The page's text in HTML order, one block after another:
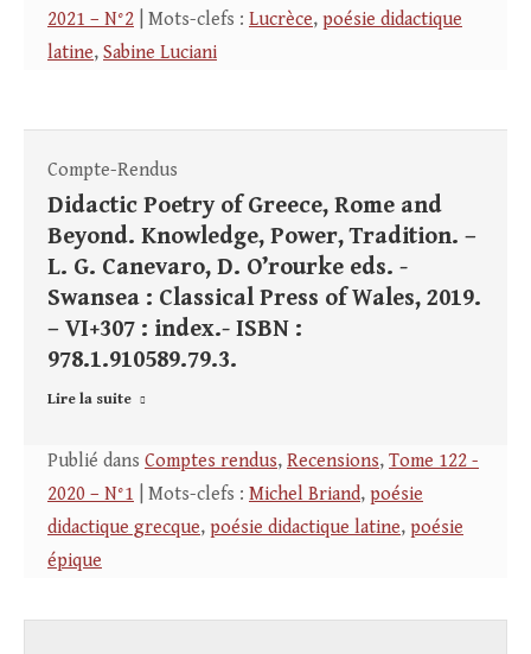
2021 – N°2 | Mots-clefs : Lucrèce, poésie didactique
latine, Sabine Luciani
Compte-Rendus
Didactic Poetry of Greece, Rome and
Beyond. Knowledge, Power, Tradition. –
L. G. Canevaro, D. O’rourke eds. -
Swansea : Classical Press of Wales, 2019.
– VI+307 : index.- ISBN :
978.1.910589.79.3.
Lire la suite
Publié dans Comptes rendus, Recensions, Tome 122 -
2020 – N°1 | Mots-clefs : Michel Briand, poésie
didactique grecque, poésie didactique latine, poésie
épique